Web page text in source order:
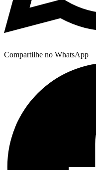
Compartilhe no WhatsApp